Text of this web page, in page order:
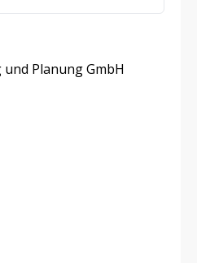
Planung GmbH